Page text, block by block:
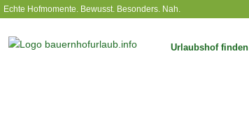
Echte Hofmomente. Bewusst. Besonders. Nah.
Urlaubshof finden